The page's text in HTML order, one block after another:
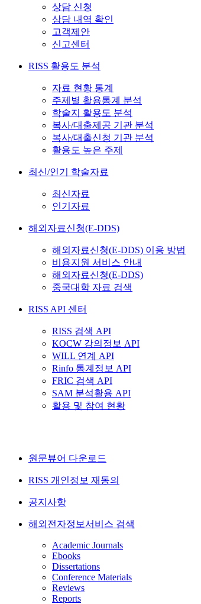
상담 신청
상담 내역 확인
고객제안
신고센터
RISS 활용도 분석
자료 현황 통계
주제별 활용통계 분석
학술지 활용도 분석
복사/대출제공 기관 분석
복사/대출신청 기관 분석
활용도 높은 주제
최신/인기 학술자료
최신자료
인기자료
해외자료신청(E-DDS)
해외자료신청(E-DDS) 이용 방법
비용지원 서비스 안내
해외자료신청(E-DDS)
중국대학 자료 검색
RISS API 센터
RISS 검색 API
KOCW 강의정보 API
WILL 연계 API
Rinfo 통계정보 API
FRIC 검색 API
SAM 분석활용 API
활용 및 참여 현황
원문뷰어 다운로드
RISS 개인정보 재동의
공지사항
해외전자정보서비스 검색
Academic Journals
Ebooks
Dissertations
Conference Materials
Reviews
Reports